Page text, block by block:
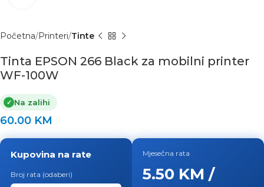
Početna Printeri Tinte
Tinta EPSON 266 Black za mobilni printer
WF-100W
✓ Na zalihi
60.00 KM
Kupovina na rate
Broj rata (odaberi)
Mjesečna rata
5.50 KM /